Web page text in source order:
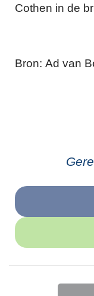
Cothen in de
Bron: Ad van